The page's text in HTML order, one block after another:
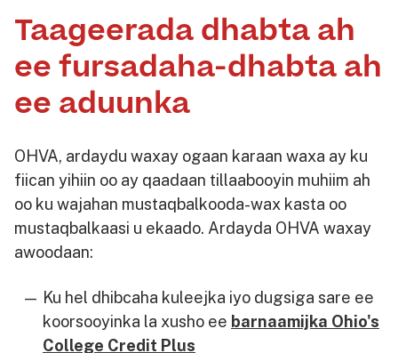
Taageerada dhabta ah
ee fursadaha-dhabta ah
ee aduunka
OHVA, ardaydu waxay ogaan karaan waxa ay ku
fiican yihiin oo ay qaadaan tillaabooyin muhiim ah
oo ku wajahan mustaqbalkooda-wax kasta oo
mustaqbalkaasi u ekaado. Ardayda OHVA waxay
awoodaan:
Ku hel dhibcaha kuleejka iyo dugsiga sare ee
koorsooyinka la xusho ee barnaamijka Ohio's
College Credit Plus